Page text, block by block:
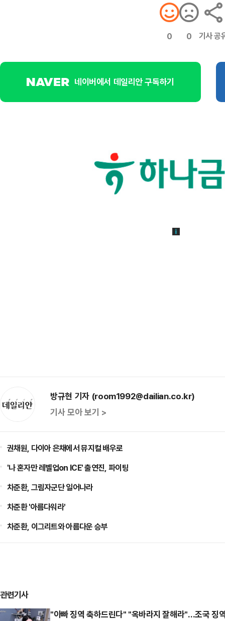
0 0 기사 공
네이버에서 데일리안 구독하기
방규현 기자 (room1992@dailian.co.kr)
기사 모아 보기 >
권채원, 다이아 은채에서 뮤지컬 배우로
'나 혼자만 레벨업on ICE' 출연진, 파이팅
차준환, 그림자군단 일어나라
차준환 '아름다워라'
차준환, 이그리트와 아름다운 승부
관련기사
"아빠 징역 축하드린다" "옥바라지 잘해라"…조국 징